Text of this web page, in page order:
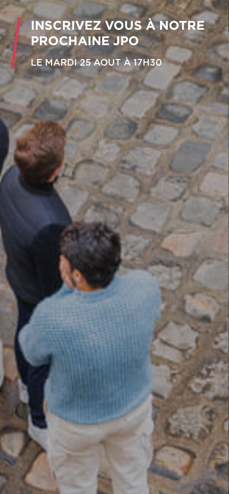
INSCRIVEZ VOUS À NOTRE
PROCHAINE JPO
LE MARDI 25 AOUT À 17H30